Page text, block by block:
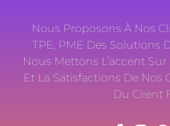
Nous Proposons À Nos
TPE, PME Des Solutions
Nous Mettons L’accent Sur
Et La Satisfactions De Nos
Du Client